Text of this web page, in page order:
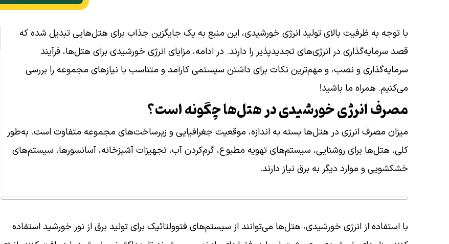
با توجه به ظرفیت بالای تولید انرژی خورشیدی، این منبع به یک جایگزین جذاب برای هتل‌هایی تبدیل شده که
قصد سرمایه‌گذاری در انرژی‌های تجدیدپذیر را دارند. در ادامه، مزایای انرژی خورشیدی برای هتل‌ها، فرآیند
سرمایه‌گذاری و نصب، و مهم‌ترین نکات برای داشتن سیستمی کارآمد و متناسب با نیازهای مجموعه را بررسی
می‌کنیم. همراه ما باشید!
مصرف انرژی خورشیدی در هتل‌ها چگونه است؟
میزان مصرف انرژی در هتل‌ها بسته به اندازه، موقعیت جغرافیایی و زیرساخت‌های مجموعه متفاوت است. به‌طور
کلی، هتل‌ها برای روشنایی، سیستم‌های تهویه مطبوع، گرم‌کردن آب، تجهیزات آشپزخانه، آسانسورها، سیستم‌های
خشکشویی و موارد دیگر به برق نیاز دارند.
با استفاده از انرژی خورشیدی، هتل‌ها می‌توانند از سیستم‌های فتوولتائیک برای تولید برق از نور خورشید استفاده